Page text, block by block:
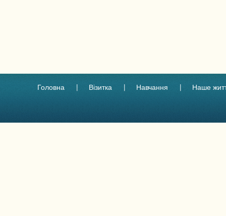
Головна Візитка Навчання Наше